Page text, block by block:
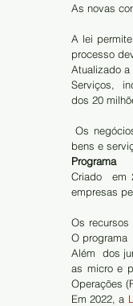
As novas
A lei
processo
Atualizado
Serviços,
dos 20
Os negócios de menor porte concentram 62% dos empregos e 27% do Produto  Interno Bruto (PIB, soma dos
bens e
Programa
Criado  em
empresas
Os recursos
O programa
Além  dos
as micro e
Operações
Em 2022, a